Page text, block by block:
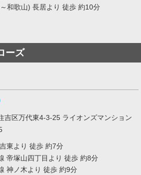
和歌山) 長居より 徒歩 約10分
ーズ
吉区万代東4-3-25 ライオンズマンション
東より 徒歩 約7分
帝塚山四丁目より 徒歩 約8分
神ノ木より 徒歩 約9分